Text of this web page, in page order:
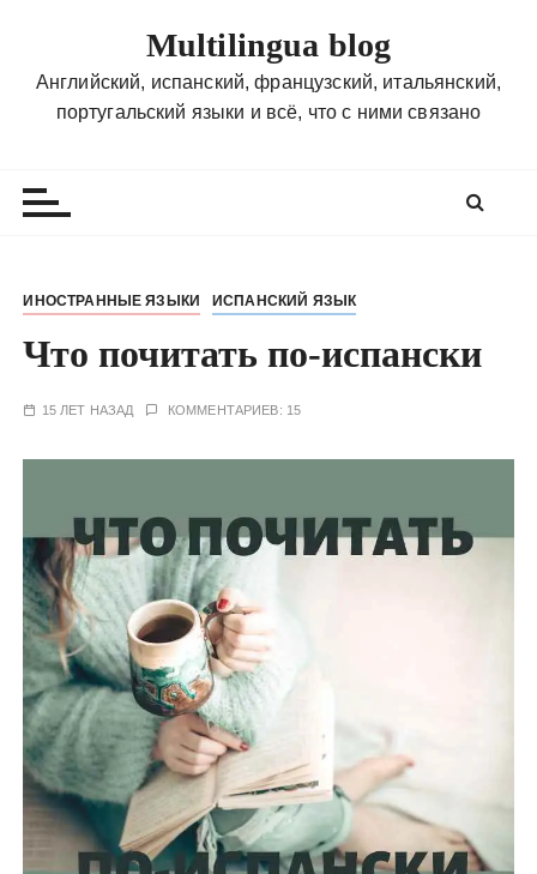
Multilingua blog
Английский, испанский, французский, итальянский,
португальский языки и всё, что с ними связано
ИНОСТРАННЫЕ ЯЗЫКИ ИСПАНСКИЙ ЯЗЫК
Что почитать по-испански
15 ЛЕТ НАЗАД КОММЕНТАРИЕВ: 15